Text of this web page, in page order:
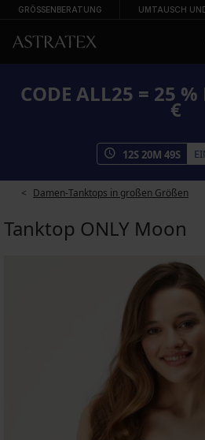
GRÖSSENBERATUNG UMTAUSCH
CODE ALL25 = 25
€
12S20M 49S
Damen-Tanktops in großen Größen
Tanktop ONLY Moon